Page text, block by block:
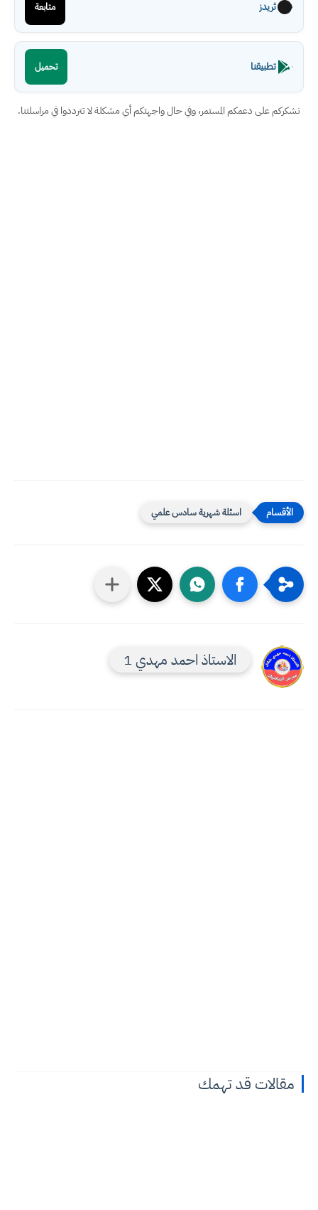
ثريدز متابعة
تطبيقنا تحميل
نشكركم على دعمكم المستمر، وفي حال واجهتكم أي مشكلة لا تترددوا في مراسلتنا.
اسئلة شهرية سادس علمي
الاستاذ احمد مهدي 1
مقالات قد تهمك